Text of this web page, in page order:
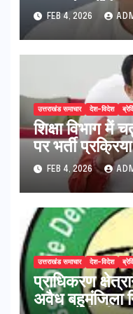
FEB 4, 2026
उत्तराखंड समाचार देश-विदेश
शिक्षा विभाग में
पर भर्ती
FEB 4, 2026
उत्तराखंड समाचार देश-विदेश
प्राधिकरण
अवैध बहुमंजिला